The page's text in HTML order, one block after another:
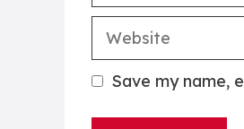
Website
Save my name,